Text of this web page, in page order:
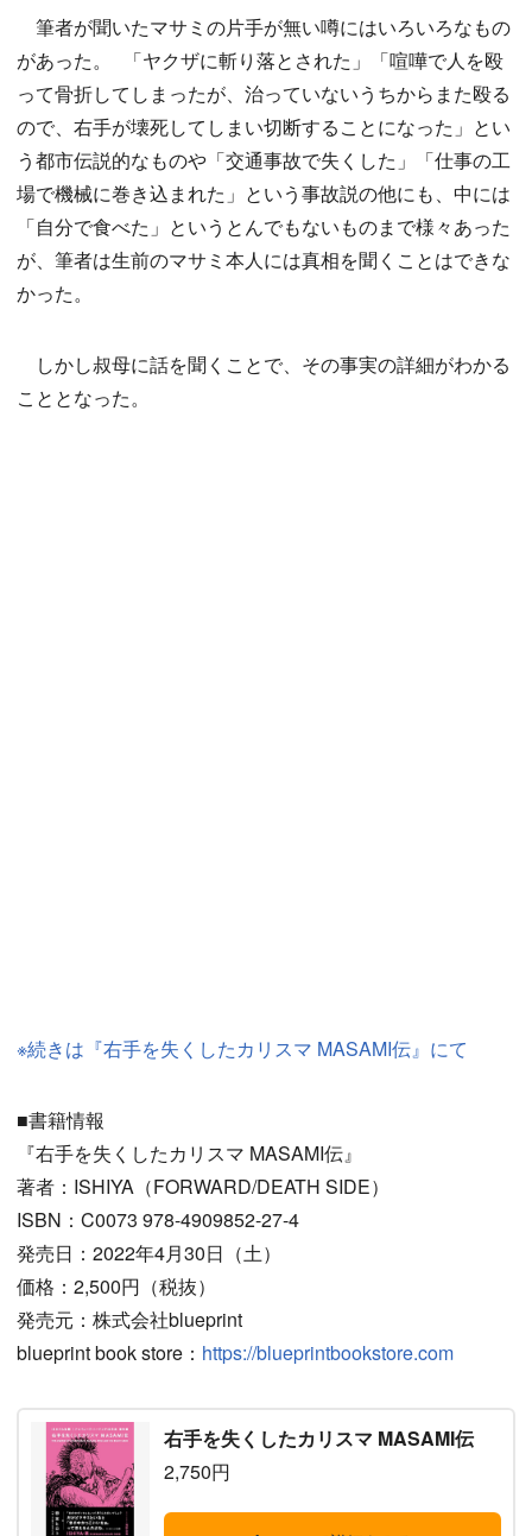
筆者が聞いたマサミの片手が無い噂にはいろいろなもの
があった。 「ヤクザに斬り落とされた」「喧嘩で人を殴
って骨折してしまったが、治っていないうちからまた殴る
ので、右手が壊死してしまい切断することになった」とい
う都市伝説的なものや「交通事故で失くした」「仕事の工
場で機械に巻き込まれた」という事故説の他にも、中には
「自分で食べた」というとんでもないものまで様々あった
が、筆者は生前のマサミ本人には真相を聞くことはできな
かった。
しかし叔母に話を聞くことで、その事実の詳細がわかる
こととなった。
※続きは『右手を失くしたカリスマ MASAMI伝』にて
■書籍情報
『右手を失くしたカリスマ MASAMI伝』
著者：ISHIYA（FORWARD/DEATH SIDE）
ISBN：C0073 978-4909852-27-4
発売日：2022年4月30日（土）
価格：2,500円（税抜）
発売元：株式会社blueprint
blueprint book store： https://blueprintbookstore.com
右手を失くしたカリスマ MASAMI伝
2,750円